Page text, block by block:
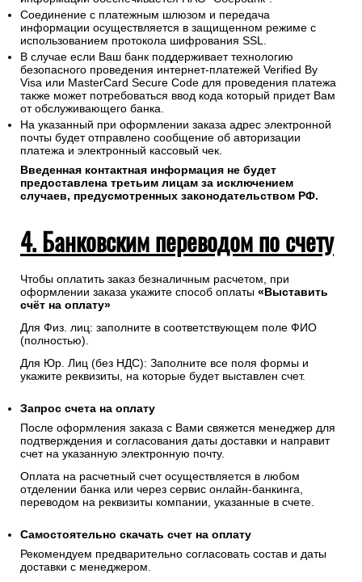
Соединение с платежным шлюзом и передача
информации осуществляется в защищенном режиме с
использованием протокола шифрования SSL.
В случае если Ваш банк поддерживает технологию
безопасного проведения интернет-платежей Verified By
Visa или MasterCard Secure Code для проведения платежа
также может потребоваться ввод кода который придет Вам
от обслуживающего банка.
На указанный при оформлении заказа адрес электронной
почты будет отправлено сообщение об авторизации
платежа и электронный кассовый чек.
Введенная контактная информация не будет
предоставлена третьим лицам за исключением
случаев, предусмотренных законодательством РФ.
4. Банковским переводом по счету
Чтобы оплатить заказ безналичным расчетом, при
оформлении заказа укажите способ оплаты «Выставить
счёт на оплату»
Для Физ. лиц: заполните в соответствующем поле ФИО
(полностью).
Для Юр. Лиц (без НДС): Заполните все поля формы и
укажите реквизиты, на которые будет выставлен счет.
Запрос счета на оплату
После оформления заказа с Вами свяжется менеджер для
подтверждения и согласования даты доставки и направит
счет на указанную электронную почту.
Оплата на расчетный счет осуществляется в любом
отделении банка или через сервис онлайн-банкинга,
переводом на реквизиты компании, указанные в счете.
Самостоятельно скачать счет на оплату
Рекомендуем предварительно согласовать состав и даты
доставки с менеджером.